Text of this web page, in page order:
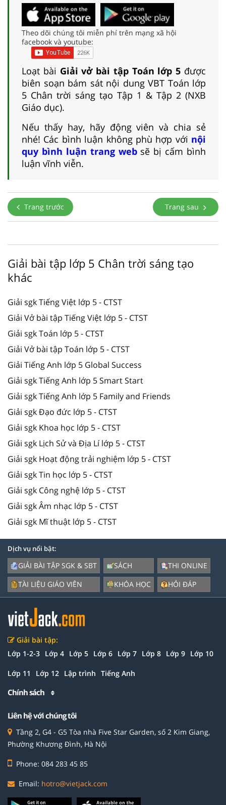
Theo dõi chúng tôi miễn phí trên mạng xã hội
facebook và youtube:
Loạt bài Giải vở bài tập Toán lớp 5 được
biên soạn bám sát nội dung VBT Toán lớp
5 Chân trời sáng tạo Tập 1 & Tập 2 (NXB
Giáo dục).
Nếu thấy hay, hãy động viên và chia sẻ
nhé! Các bình luận không phù hợp với nội
quy bình luận trang websẽ bị cấm bình
luận vĩnh viễn.
Trang trước Trang sau
Giải bài tập lớp 5 Chân trời sáng tạo
khác
Giải sgk Tiếng Việt lớp 5 - CTST
Giải Vở bài tập Tiếng Việt lớp 5 - CTST
Giải sgk Toán lớp 5 - CTST
Giải Vở bài tập Toán lớp 5 - CTST
Giải Tiếng Anh lớp 5 Global Success
Giải sgk Tiếng Anh lớp 5 Smart Start
Giải sgk Tiếng Anh lớp 5 Family and Friends
Giải sgk Đạo đức lớp 5 - CTST
Giải sgk Khoa học lớp 5 - CTST
Giải sgk Lịch Sử và Địa Lí lớp 5 - CTST
Giải sgk Hoạt động trải nghiệm lớp 5 - CTST
Giải sgk Tin học lớp 5 - CTST
Giải sgk Công nghệ lớp 5 - CTST
Giải sgk Âm nhạc lớp 5 - CTST
Giải sgk Mĩ thuật lớp 5 - CTST
Dịch vụ nổi bật:
GIẢI BÀI TẬP SGK & SBT
TÀI LIỆU GIÁO VIÊN
SÁCH
KHÓA HỌC
THI ONLINE
HỎI ĐÁP
Giải bài tập:
Lớp 1-2-3 Lớp 4 Lớp 5 Lớp 6 Lớp 7 Lớp 8 Lớp 9 Lớp 10
Lớp 11 Lớp 12 Lập trình Tiếng Anh
Chính sách
Liên hệ với chúng tôi
Tầng 2, G4 - G5 Tòa nhà Five Star Garden, số 2 Kim Giang,
Phường Khương Đình, Hà Nội
Phone: 084 283 45 85
Email: hotro@vietjack.com